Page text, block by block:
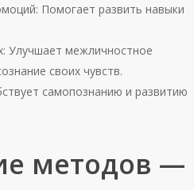
Помогает развить навыки
Улучшает межличностное
своих чувств.
самопознанию и развитию
методов —